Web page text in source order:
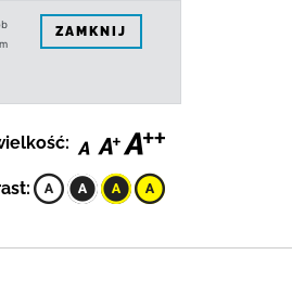
ZAMKNIJ